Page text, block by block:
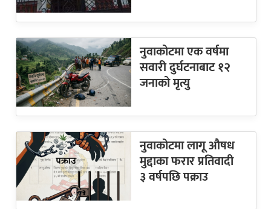
नुवाकोटमा एक वर्षमा
सवारी दुर्घटनाबाट १२
जनाको मृत्यु
नुवाकोटमा लागू औषध
मुद्दाका फरार प्रतिवादी
३ वर्षपछि पक्राउ